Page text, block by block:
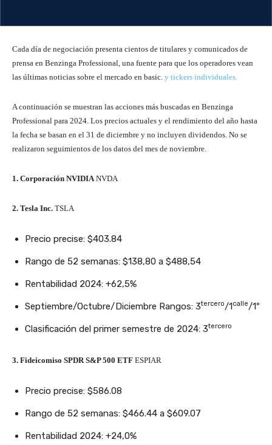
Cada día de negociación presenta cientos de titulares y comunicados de
prensa en Benzinga Professional, una fuente para que los operadores vean
las últimas noticias sobre el mercado en basic. y tickers individuales.
A continuación se muestran las acciones más buscadas en Benzinga
Professional para 2024. Los precios actuales y el rendimiento del año hasta
la fecha se basan en el 31 de diciembre y no incluyen dividendos. No se
realizaron seguimientos de los datos del mes de noviembre.
1. Corporación NVIDIA NVDA
2. Tesla Inc. TSLA
Precio precise: $403.84
Rango de 52 semanas: $138,80 a $488,54
Rentabilidad 2024: +62,5%
Septiembre/Octubre/Diciembre Rangos: 3tercero/1calle/1º
Clasificación del primer semestre de 2024: 3tercero
3. Fideicomiso SPDR S&P 500 ETF ESPIAR
Precio precise: $586.08
Rango de 52 semanas: $466.44 a $609.07
Rentabilidad 2024: +24,0%